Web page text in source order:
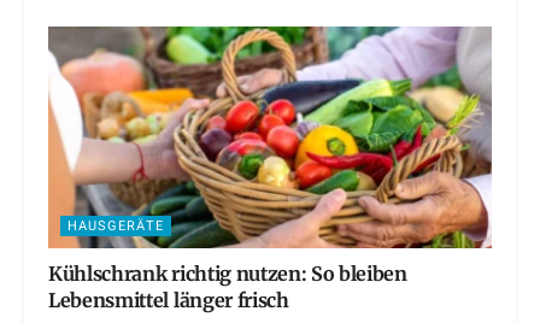
HAUSGERÄTE
Kühlschrank richtig nutzen: So bleiben
Lebensmittel länger frisch